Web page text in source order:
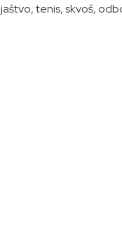
tenis, skvoš,